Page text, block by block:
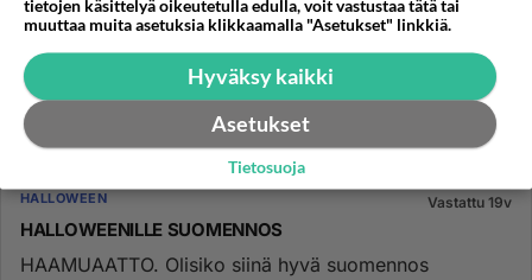
HALLOWEEN Vastattu 19v
HALLOWEENILLE SUOMENNOS
HAAMUAATTO. Olisiko siinä hyvä suomennos
tietojen käsittelyä oikeutetulla edulla, voit vastustaa tätä tai
muuttaa muita asetuksia klikkaamalla "Asetukset" linkkiä.
Hyväksy kaikki
Asetukset
Tietosuoja